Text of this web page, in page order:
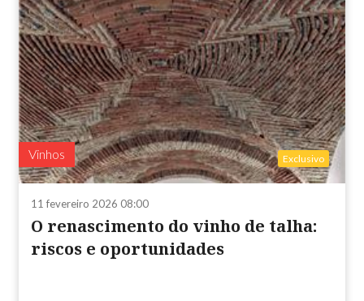
Vinhos Exclusivo
11 fevereiro 2026 08:00
O renascimento do vinho de talha:
riscos e oportunidades